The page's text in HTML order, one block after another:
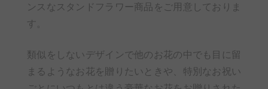
ンスなスタンドフラワー商品をご用意しておりま
す。
類似をしないデザインで他のお花の中でも目に留
まるようなお花を贈りたいときや、特別なお祝い